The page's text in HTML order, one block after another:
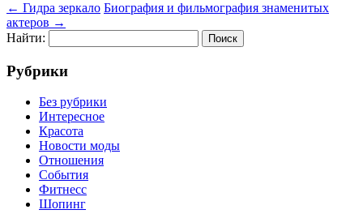
← Гидра зеркало Биография и фильмография знаменитых
актеров →
Найти:
Рубрики
Без рубрики
Интересное
Красота
Новости моды
Отношения
События
Фитнесс
Шопинг